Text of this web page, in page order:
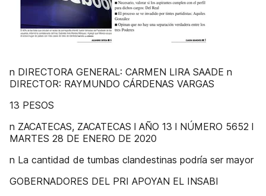
n DIRECTORA GENERAL: CARMEN LIRA SAADE n
DIRECTOR: RAYMUNDO CÁRDENAS VARGAS
13 PESOS
n ZACATECAS, ZACATECAS l AÑO 13 l NÚMERO 5652 l
MARTES 28 DE ENERO DE 2020
n La cantidad de tumbas clandestinas podría ser mayor
GOBERNADORES DEL PRI APOYAN EL INSABI